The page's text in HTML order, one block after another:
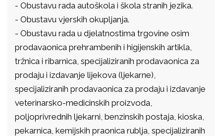
- Obustavu rada autoškola i škola stranih jezika.
- Obustavu vjerskih okupljanja.
- Obustavu rada u djelatnostima trgovine osim
prodavaonica prehrambenih i higijenskih artikla,
tržnica i ribarnica, specijaliziranih prodavaonica za
prodaju i izdavanje lijekova (ljekarne),
specijaliziranih prodavaonica za prodaju i izdavanje
veterinarsko-medicinskih proizvoda,
poljoprivrednih ljekarni, benzinskih postaja, kioska,
pekarnica, kemijskih praonica rublja, specijaliziranih